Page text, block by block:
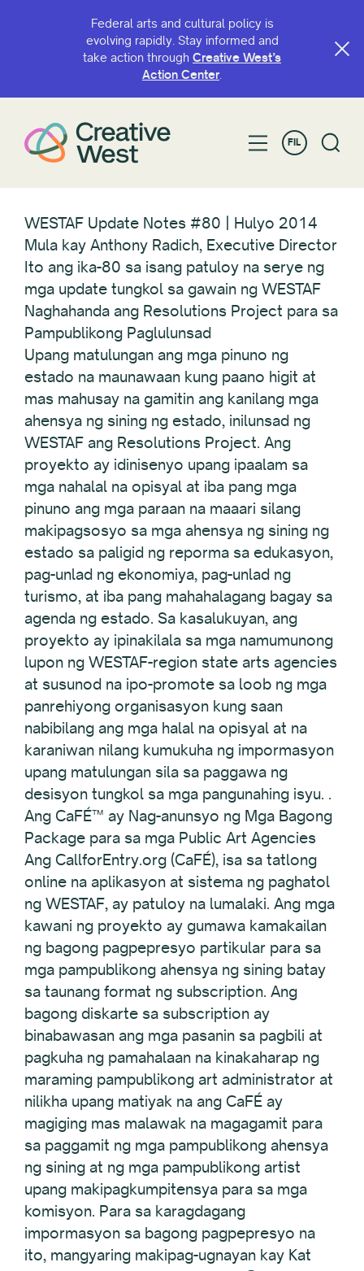
Federal arts and cultural policy is
evolving rapidly. Stay informed and
take action through Creative West’s
Action Center.
FIL
WESTAF Update Notes #80 | Hulyo 2014
Mula kay Anthony Radich, Executive Director
Ito ang ika-80 sa isang patuloy na serye ng
mga update tungkol sa gawain ng WESTAF
Naghahanda ang Resolutions Project para sa
Pampublikong Paglulunsad
Upang matulungan ang mga pinuno ng
estado na maunawaan kung paano higit at
mas mahusay na gamitin ang kanilang mga
ahensya ng sining ng estado, inilunsad ng
WESTAF ang Resolutions Project. Ang
proyekto ay idinisenyo upang ipaalam sa
mga nahalal na opisyal at iba pang mga
pinuno ang mga paraan na maaari silang
makipagsosyo sa mga ahensya ng sining ng
estado sa paligid ng reporma sa edukasyon,
pag-unlad ng ekonomiya, pag-unlad ng
turismo, at iba pang mahahalagang bagay sa
agenda ng estado. Sa kasalukuyan, ang
proyekto ay ipinakilala sa mga namumunong
lupon ng WESTAF-region state arts agencies
at susunod na ipo-promote sa loob ng mga
panrehiyong organisasyon kung saan
nabibilang ang mga halal na opisyal at na
karaniwan nilang kumukuha ng impormasyon
upang matulungan sila sa paggawa ng
desisyon tungkol sa mga pangunahing isyu. .
Ang CaFÉ™ ay Nag-anunsyo ng Mga Bagong
Package para sa mga Public Art Agencies
Ang CallforEntry.org (CaFÉ), isa sa tatlong
online na aplikasyon at sistema ng paghatol
ng WESTAF, ay patuloy na lumalaki. Ang mga
kawani ng proyekto ay gumawa kamakailan
ng bagong pagpepresyo partikular para sa
mga pampublikong ahensya ng sining batay
sa taunang format ng subscription. Ang
bagong diskarte sa subscription ay
binabawasan ang mga pasanin sa pagbili at
pagkuha ng pamahalaan na kinakaharap ng
maraming pampublikong art administrator at
nilikha upang matiyak na ang CaFÉ ay
magiging mas malawak na magagamit para
sa paggamit ng mga pampublikong ahensya
ng sining at ng mga pampublikong artist
upang makipagkumpitensya para sa mga
komisyon. Para sa karagdagang
impormasyon sa bagong pagpepresyo na
ito, mangyaring makipag-ugnayan kay Kat